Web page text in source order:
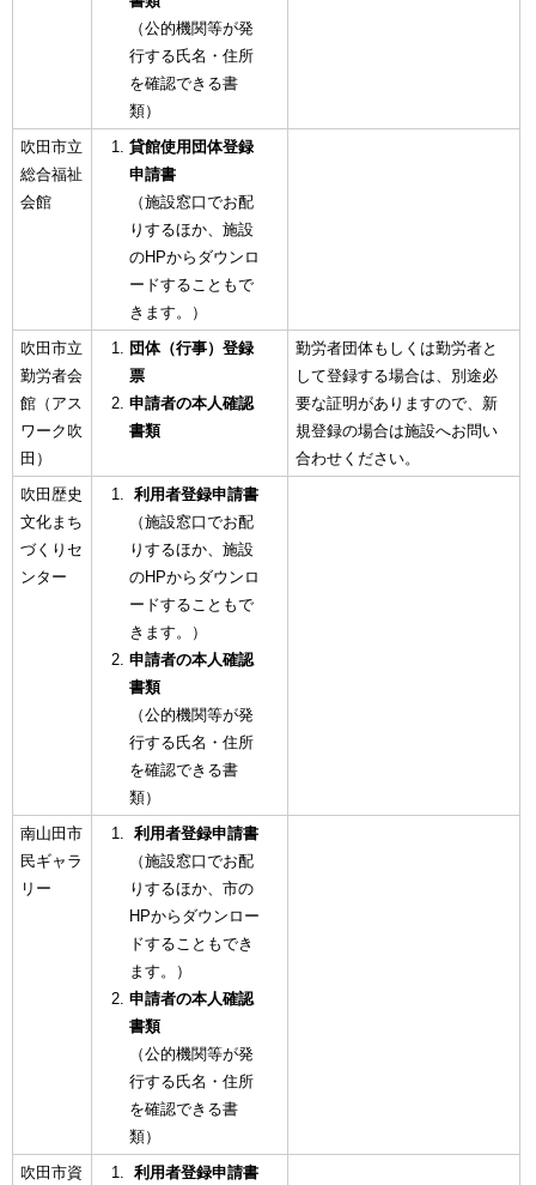
（公的機関等が発
行する氏名・住所
を確認できる書
類）
吹田市立
総合福祉
会館
貸館使用団体登録
申請書
（施設窓口でお配
りするほか、施設
のHPからダウンロ
ードすることもで
きます。）
吹田市立
勤労者会
館（アス
ワーク吹
田）
団体（行事）登録
票
申請者の本人確認
書類
勤労者団体もしくは勤労者と
して登録する場合は、別途必
要な証明がありますので、新
規登録の場合は施設へお問い
合わせください。
吹田歴史
文化まち
づくりセ
ンター
利用者登録申請書
（施設窓口でお配
りするほか、施設
のHPからダウンロ
ードすることもで
きます。）
申請者の本人確認
書類
（公的機関等が発
行する氏名・住所
を確認できる書
類）
南山田市
民ギャラ
リー
利用者登録申請書
（施設窓口でお配
りするほか、市の
HPからダウンロー
ドすることもでき
ます。）
申請者の本人確認
書類
（公的機関等が発
行する氏名・住所
を確認できる書
類）
吹田市資
利用者登録申請書